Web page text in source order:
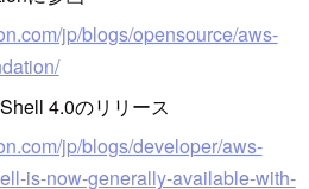
jp/blogs/opensource/aws-
4.0のリリース
jp/blogs/developer/aws-
is-now-generally-available-with-